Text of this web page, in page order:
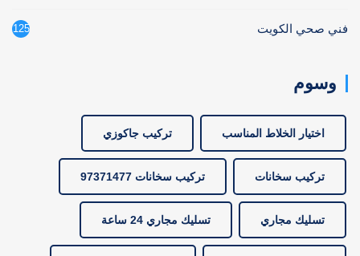
فني صحي الكويت 125
وسوم
اختيار الخلاط المناسب تركيب جاكوزي
تركيب سخانات تركيب سخانات 97371477
تسليك مجاري تسليك مجاري 24 ساعة